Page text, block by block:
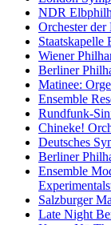
NDR
Orchester
Staatskapelle
Wiener
Berliner
Matinee:
Ensemble
Rundfunk-
Chineke!
Deutsches
Berliner
Ensemble
Salzburger
Late Night